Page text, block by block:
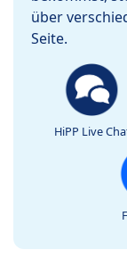
über
Seite.
HiPP Live